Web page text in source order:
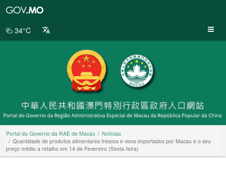
da
34°C
Portal do Governo da RAE de Macau
Notícias
Quantidade de produtos alimentares frescos e vivos importados por Macau e o seu
preço médio a retalho em 14 de Fevereiro (Sexta-feira)